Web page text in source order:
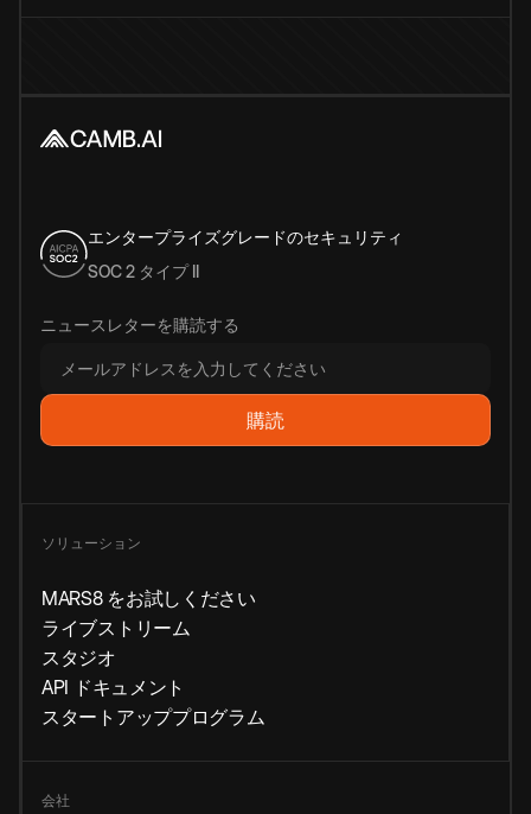
エンタープライズグレードのセキュリティ
SOC 2 タイプ II
ニュースレターを購読する
ソリューション
MARS8 をお試しください
ライブストリーム
スタジオ
API ドキュメント
スタートアッププログラム
会社